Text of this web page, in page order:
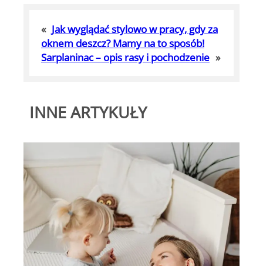
« Jak wyglądać stylowo w pracy, gdy za
oknem deszcz? Mamy na to sposób!
Sarplaninac – opis rasy i pochodzenie »
INNE ARTYKUŁY